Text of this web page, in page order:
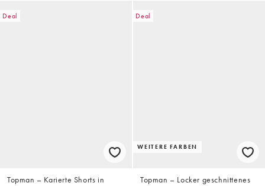
Deal
Topman – Karierte Shorts in
Deal
WEITERE FARBEN
Topman – Locker geschnittenes